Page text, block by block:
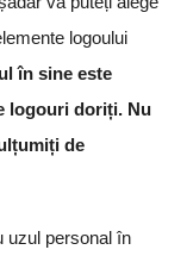
logoului
în sine este
logouri doriți. Nu
de
uzul personal în